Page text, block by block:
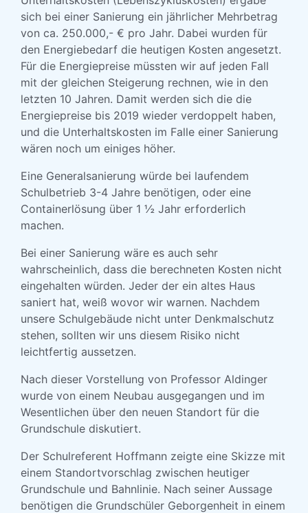
sich bei einer Sanierung ein jährlicher Mehrbetrag
von ca. 250.000,- € pro Jahr. Dabei wurden für
den Energiebedarf die heutigen Kosten angesetzt.
Für die Energiepreise müssten wir auf jeden Fall
mit der gleichen Steigerung rechnen, wie in den
letzten 10 Jahren. Damit werden sich die die
Energiepreise bis 2019 wieder verdoppelt haben,
und die Unterhaltskosten im Falle einer Sanierung
wären noch um einiges höher.
Eine Generalsanierung würde bei laufendem
Schulbetrieb 3-4 Jahre benötigen, oder eine
Containerlösung über 1 ½ Jahr erforderlich
machen.
Bei einer Sanierung wäre es auch sehr
wahrscheinlich, dass die berechneten Kosten nicht
eingehalten würden. Jeder der ein altes Haus
saniert hat, weiß wovor wir warnen. Nachdem
unsere Schulgebäude nicht unter Denkmalschutz
stehen, sollten wir uns diesem Risiko nicht
leichtfertig aussetzen.
Nach dieser Vorstellung von Professor Aldinger
wurde von einem Neubau ausgegangen und im
Wesentlichen über den neuen Standort für die
Grundschule diskutiert.
Der Schulreferent Hoffmann zeigte eine Skizze mit
einem Standortvorschlag zwischen heutiger
Grundschule und Bahnlinie. Nach seiner Aussage
benötigen die Grundschüler Geborgenheit in einem